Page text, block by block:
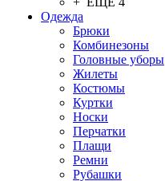
Одежда
Брюки
Комбинезоны
Головные уборы
Жилеты
Костюмы
Куртки
Носки
Перчатки
Плащи
Ремни
Рубашки